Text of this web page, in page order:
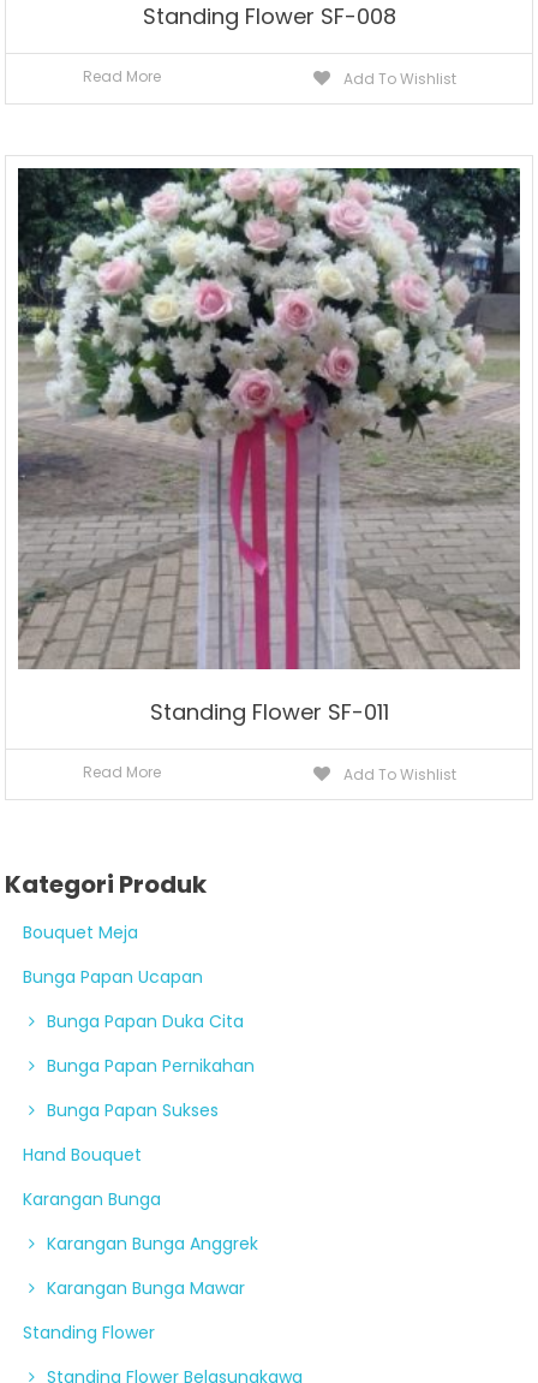
Standing Flower SF-008
Read More Add To Wishlist
Standing Flower SF-011
Read More Add To Wishlist
Kategori Produk
Bouquet Meja
Bunga Papan Ucapan
Bunga Papan Duka Cita
Bunga Papan Pernikahan
Bunga Papan Sukses
Hand Bouquet
Karangan Bunga
Karangan Bunga Anggrek
Karangan Bunga Mawar
Standing Flower
Standing Flower Belasungkawa